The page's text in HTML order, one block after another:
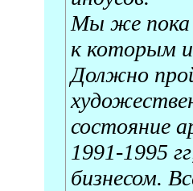
Мы же пока
к которым
Должно
состояние
1991-1995
бизнесом.